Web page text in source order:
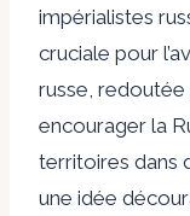
impérialistes
cruciale pour
russe,
encourager la
territoires dans
une idée